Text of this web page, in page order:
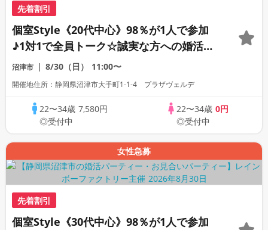
先着割引
個室Style《20代中心》98％が1人で参加
♪1対1で全員トーク☆誠実な方への婚活パ
ーティー
沼津市 8/30（日） 11:00〜
開催地住所：静岡県沼津市大手町1-1-4 プラザヴェルデ
22〜34歳 7,580円
◎受付中
22〜34歳 0円
◎受付中
女性急募
先着割引
個室Style《30代中心》98％が1人で参加